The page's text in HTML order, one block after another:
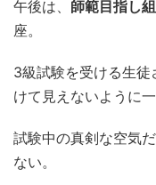
午後は、 師範目指し組
座。
3級試験を受ける生
けて見えないように一
試験中の真剣な空気
ない。